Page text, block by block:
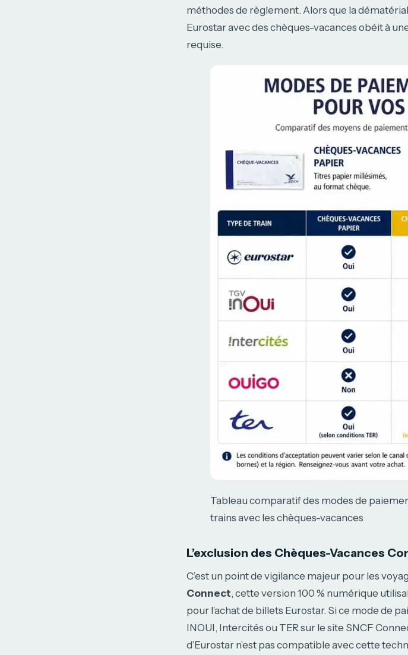
méthodes de règlement. Alors que la
Eurostar avec des chèques-vacances obéit à
requise.
Tableau comparatif des modes de
trains avec les chèques-vacances
L’exclusion des Chèques-Vacances
C’est un point de vigilance majeur pour les
Connect, cette version 100 % numérique
pour l’achat de billets Eurostar. Si ce mode de
INOUI, Intercités ou TER sur le site SNCF
d’Eurostar n’est pas compatible avec cette